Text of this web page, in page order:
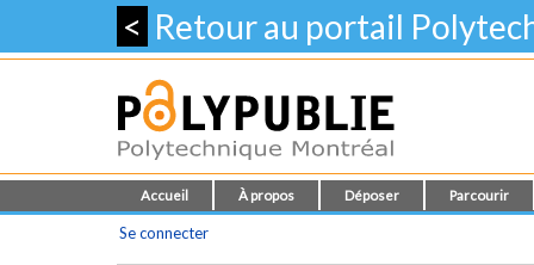
< Retour au portail
Accueil À propos Déposer Parcourir
Se connecter